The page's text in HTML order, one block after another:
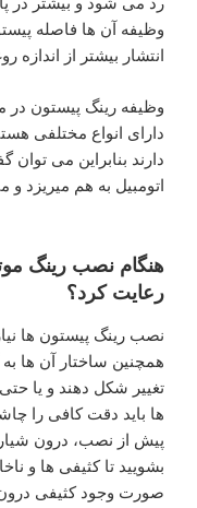
وظیفه آن ها فاصله
انتشار بیشتر از
دارای انواع مختلفی
دارند بنابراین می
اتومبیل به هم میریزد
رعایت کرد؟
نصب رینگ پیستون ها
همچنین ساختار آن ها
تغییر شکل دهند و یا
ها باید دقت کافی را
پیش از نصب، درون
بشویید تا کثیفی ها و